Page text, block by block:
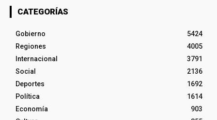
CATEGORÍAS
Gobierno
5424
Regiones
4005
Internacional
3791
Social
2136
Deportes
1692
Política
1614
Economía
903